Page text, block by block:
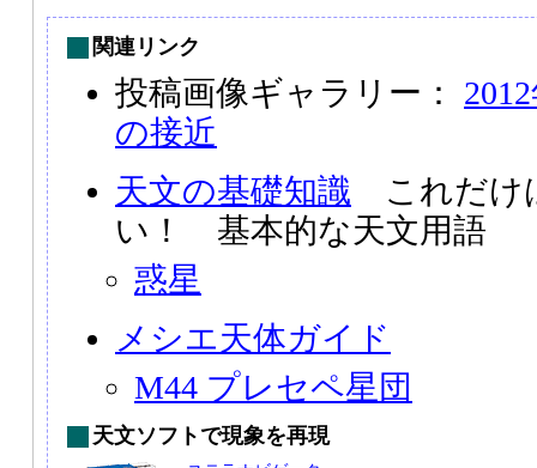
関連リンク
投稿画像ギャラリー：
の接近
天文の基礎知識 これだけ
い！ 基本的な天文用語
惑星
メシエ天体ガイド
M44 プレセペ星団
天文ソフトで現象を再現